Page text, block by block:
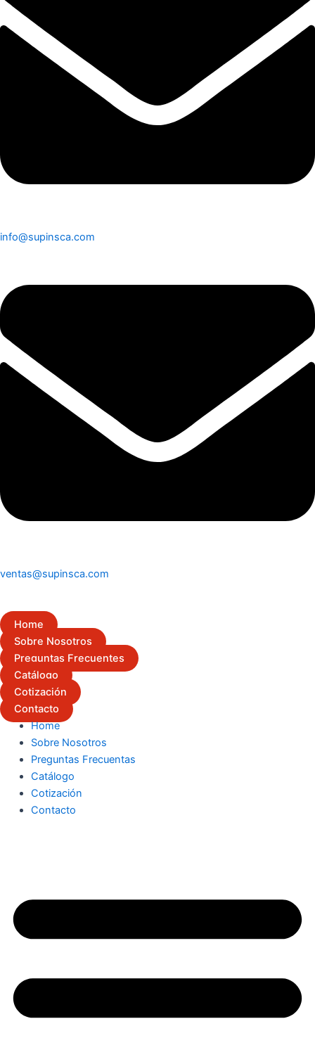
info@supinsca.com
ventas@supinsca.com
Home
Sobre Nosotros
Preguntas Frecuentes
Catálogo
Cotización
Contacto
Home
Sobre Nosotros
Preguntas Frecuentas
Catálogo
Cotización
Contacto